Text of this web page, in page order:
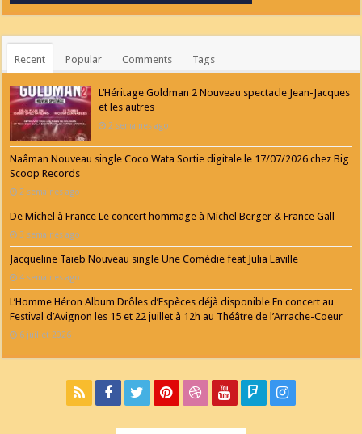
Recent Popular Comments Tags
L’Héritage Goldman 2 Nouveau spectacle Jean-Jacques
et les autres
2 semaines ago
Naâman Nouveau single Coco Wata Sortie digitale le 17/07/2026 chez Big
Scoop Records
2 semaines ago
De Michel à France Le concert hommage à Michel Berger & France Gall
3 semaines ago
Jacqueline Taieb Nouveau single Une Comédie feat Julia Laville
4 semaines ago
L’Homme Héron Album Drôles d’Espèces déjà disponible En concert au
Festival d’Avignon les 15 et 22 juillet à 12h au Théâtre de l’Arrache-Coeur
6 juillet 2026